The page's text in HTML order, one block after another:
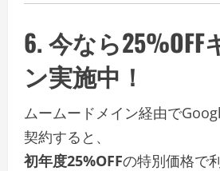
6. 今なら
ン実施中！
ムームードメイン経由で
契約すると、
初年度25%OFFの特別価格で